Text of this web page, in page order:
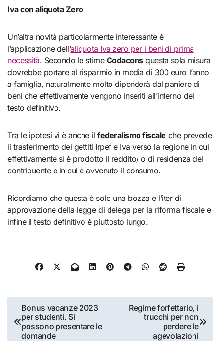
Iva con aliquota Zero
Un’altra novità particolarmente interessante è
l’applicazione dell’aliquota Iva zero per i beni di prima
necessità. Secondo le stime Codaconsquesta sola misura
dovrebbe portare al risparmio in media di 300 euro l’anno
a famiglia, naturalmente molto dipenderà dal paniere di
beni che effettivamente vengono inseriti all’interno del
testo definitivo.
Tra le ipotesi vi è anche ilfederalismo fiscale che prevede
il trasferimento dei gettiti Irpef e Iva verso la regione in cui
effettivamente si è prodotto il reddito/ o di residenza del
contribuente e in cui è avvenuto il consumo.
Ricordiamo che questa è solo una bozza e l’iter di
approvazione della legge di delega per la riforma fiscale e
infine il testo definitivo è piuttosto lungo.
Navigazione
articoli
Bonus vacanze 2023
per studenti. Si
possono presentare le
domande
Regime forfettario, i
trucchi per non
perdere le
agevolazioni